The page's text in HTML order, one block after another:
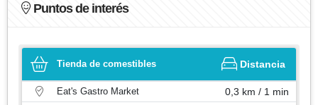
Puntos de interés
Tienda de comestibles Distancia
Eat's Gastro Market 0,3 km / 1 min